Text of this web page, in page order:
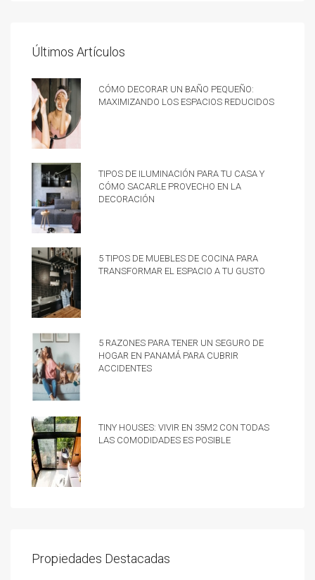
Últimos Artículos
Cómo decorar un baño pequeño:
Maximizando los espacios reducidos
Tipos de iluminación para tu casa y
cómo sacarle provecho en la
decoración
5 tipos de muebles de cocina para
transformar el espacio a tu gusto
5 razones para tener un Seguro de
hogar en Panamá para cubrir
accidentes
Tiny Houses: vivir en 35m2 con todas
las comodidades es posible
Propiedades Destacadas